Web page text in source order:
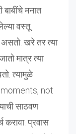
बाबींचे मनात
वस्तू
खरे तर त्या
मात्र त्या
त्यामुळे
moments, not
साठवण
करावा. प्रवास